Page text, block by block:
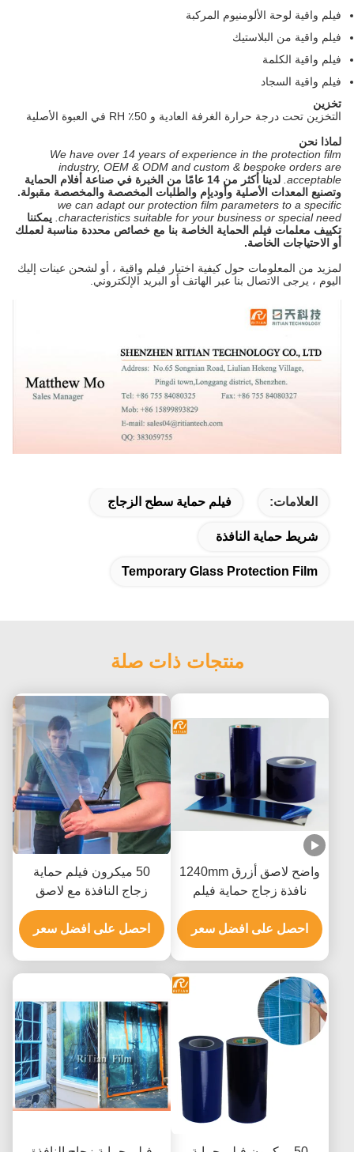
فيلم واقية لوحة الألومنيوم المركبة
فيلم واقية من البلاستيك
فيلم واقية الكلمة
فيلم واقية السجاد
تخزين
التخزين تحت درجة حرارة الغرفة العادية و 50٪ RH في العبوة الأصلية
لماذا نحن
We have over 14 years of experience in the protection film
industry, OEM & ODM and custom & bespoke orders are
acceptable.
لدينا أكثر من 14 عامًا من الخبرة في صناعة أفلام الحماية
وتصنيع المعدات الأصلية وأوديإم والطلبات المخصصة والمخصصة مقبولة.
we can adapt our protection film parameters to a specific
characteristics suitable for your business or special need.
يمكننا
تكييف معلمات فيلم الحماية الخاصة بنا مع خصائص محددة مناسبة لعملك
أو الاحتياجات الخاصة.
لمزيد من المعلومات حول كيفية اختيار فيلم واقية ، أو لشحن عينات إليك
اليوم ، يرجى الاتصال بنا عبر الهاتف أو البريد الإلكتروني.
العلامات: فيلم حماية سطح الزجاج
شريط حماية النافذة
Temporary Glass Protection Film
منتجات ذات صلة
واضح لاصق أزرق 1240mm
نافذة زجاج حماية فيلم
المضادة للكسر
احصل على افضل سعر
50 ميكرون فيلم حماية
زجاج النافذة مع لاصق
أكريليك لإزالة الخليط الخالي
من المخلفات وحماية
السطح
احصل على افضل سعر